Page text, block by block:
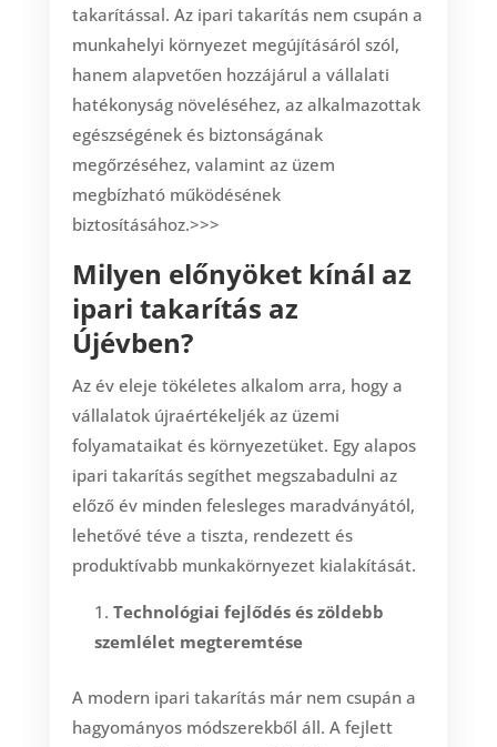
takarítással. Az ipari takarítás nem csupán a
munkahelyi környezet megújításáról szól,
hanem alapvetően hozzájárul a vállalati
hatékonyság növeléséhez, az alkalmazottak
egészségének és biztonságának
megőrzéséhez, valamint az üzem
megbízható működésének
biztosításához.>>>
Milyen előnyöket kínál az
ipari takarítás az
Újévben?
Az év eleje tökéletes alkalom arra, hogy a
vállalatok újraértékeljék az üzemi
folyamataikat és környezetüket. Egy alapos
ipari takarítás segíthet megszabadulni az
előző év minden felesleges maradványától,
lehetővé téve a tiszta, rendezett és
produktívabb munkakörnyezet kialakítását.
Technológiai fejlődés és zöldebb
szemlélet megteremtése
A modern ipari takarítás már nem csupán a
hagyományos módszerekből áll. A fejlett